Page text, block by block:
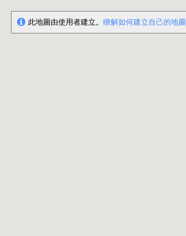
此地圖由使用者建立。 瞭解如何建立自己的地圖